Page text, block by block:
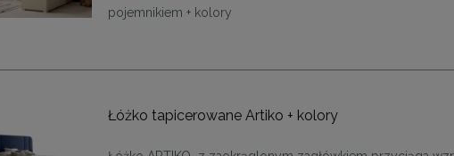
wisząca CHIC-9, biało złota 75
Lampa wisząca CHIC-6, biało złota 90
pojemnikiem + kolory
Łóżko tapicerowane Artiko + kolory